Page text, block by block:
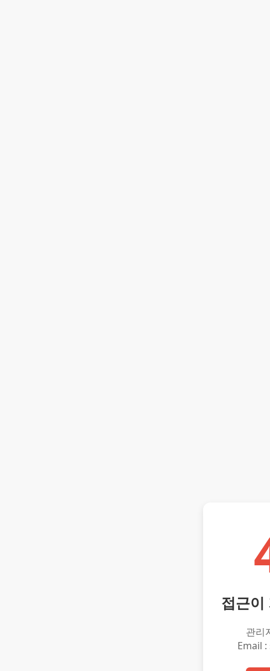
접근이
관리
Email